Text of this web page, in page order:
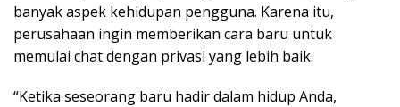
banyak aspek kehidupan pengguna. Karena itu,
perusahaan ingin memberikan cara baru untuk
memulai chat dengan privasi yang lebih baik.
“Ketika seseorang baru hadir dalam hidup Anda,